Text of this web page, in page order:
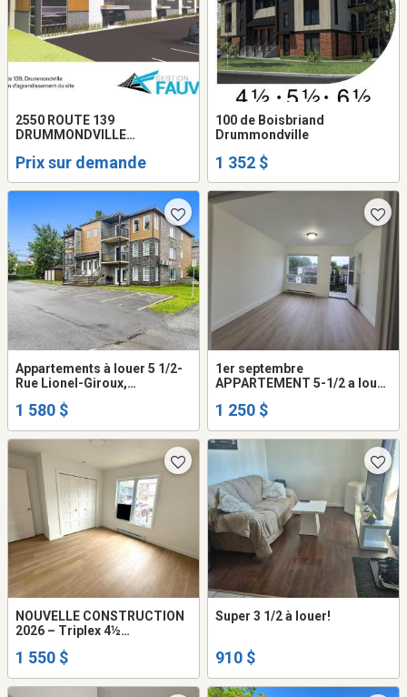
2550 ROUTE 139
DRUMMONDVILLE
Prix sur demande
100 de Boisbriand
Drummondville
1 352 $
Appartements à louer 5 1/2-
Rue Lionel-Giroux,
1 580 $
1er septembre
APPARTEMENT 5-1/2 a louer
1 250 $
NOUVELLE CONSTRUCTION
2026 – Triplex 4½
1 550 $
Super 3 1/2 à louer!
910 $